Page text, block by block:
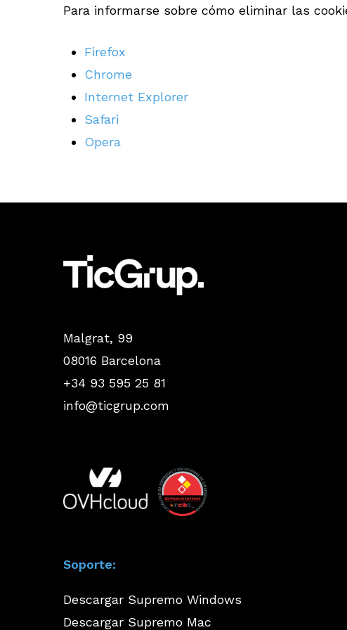
Para informarse sobre cómo eliminar las
Firefox
Chrome
Internet Explorer
Safari
Opera
Malgrat, 99
08016 Barcelona
+34 93 595 25 81
info@ticgrup.com
Soporte:
Descargar Supremo Windows
Descargar Supremo Mac